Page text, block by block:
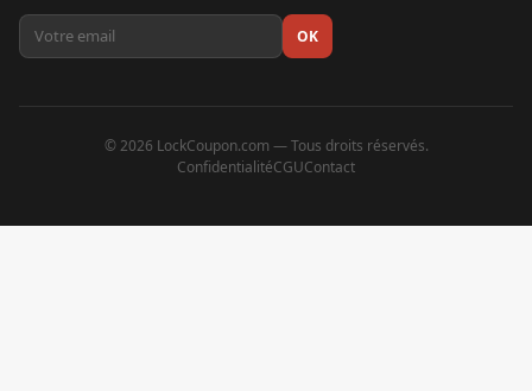
OK
©2026 LockCoupon.com — Tous droits réservés.
ConfidentialitéCGUContact